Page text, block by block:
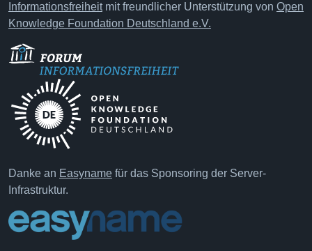
Informationsfreiheitmit freundlicher Unterstützung von Open
Knowledge Foundation Deutschland e.V.
Danke an Easyname für das Sponsoring der Server-
Infrastruktur.